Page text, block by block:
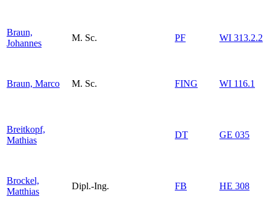
Braun,
Johannes
M. Sc. PF WI 313.2.2
Braun, Marco M. Sc. FING WI 116.1
Breitkopf,
Mathias
DT GE 035
Brockel,
Matthias
Dipl.-Ing. FB HE 308